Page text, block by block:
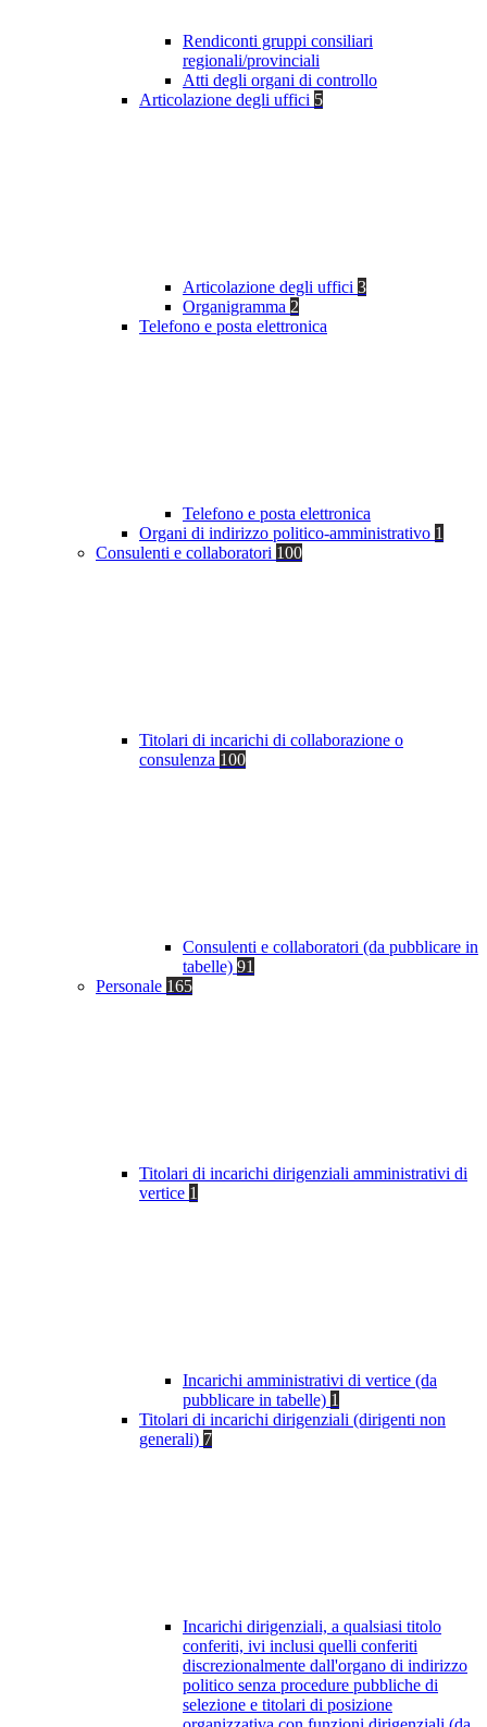
Rendiconti gruppi consiliari
regionali/provinciali
Atti degli organi di controllo
Articolazione degli uffici 5
Articolazione degli uffici 3
Organigramma 2
Telefono e posta elettronica
Telefono e posta elettronica
Organi di indirizzo politico-amministrativo 1
Consulenti e collaboratori 100
Titolari di incarichi di collaborazione o
consulenza 100
Consulenti e collaboratori (da pubblicare in
tabelle) 91
Personale 165
Titolari di incarichi dirigenziali amministrativi di
vertice 1
Incarichi amministrativi di vertice (da
pubblicare in tabelle) 1
Titolari di incarichi dirigenziali (dirigenti non
generali) 7
Incarichi dirigenziali, a qualsiasi titolo
conferiti, ivi inclusi quelli conferiti
discrezionalmente dall'organo di indirizzo
politico senza procedure pubbliche di
selezione e titolari di posizione